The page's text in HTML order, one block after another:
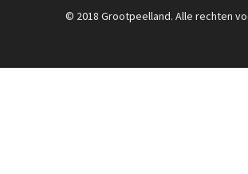
© 2018 Grootpeelland. Alle rechten